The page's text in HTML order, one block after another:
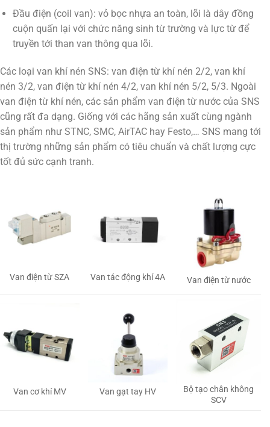
Đầu điện (coil van): vỏ bọc nhựa an toàn, lõi là dây đồng
cuộn quấn lại với chức năng sinh từ trường và lực từ để
truyền tới than van thông qua lõi.
Các loại van khí nén SNS: van điện từ khí nén 2/2, van khí
nén 3/2, van điện từ khí nén 4/2, van khí nén 5/2, 5/3. Ngoài
van điện từ khí nén, các sản phẩm van điện từ nước của SNS
cũng rất đa dạng. Giống với các hãng sản xuất cùng ngành
sản phẩm như STNC, SMC, AirTAC hay Festo,… SNS mang tới
thị trường những sản phẩm có tiêu chuẩn và chất lượng cực
tốt đủ sức cạnh tranh.
Van điện từ SZA Van tác động khí 4A Van điện từ nước
Van cơ khí MV Van gạt tay HV
Bộ tạo chân không
SCV